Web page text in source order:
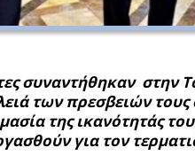
συναντήθηκαν στην
των πρεσβειών
της ικανότητάς
για τον